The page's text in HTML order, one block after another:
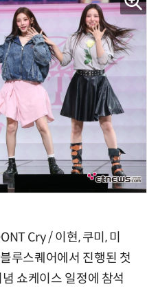
Cry / 이현, 쿠미, 미
루스퀘어에서 진행된 첫
념 쇼케이스 일정에 참석